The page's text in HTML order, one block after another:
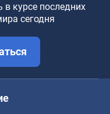
курсе последних
сегодня